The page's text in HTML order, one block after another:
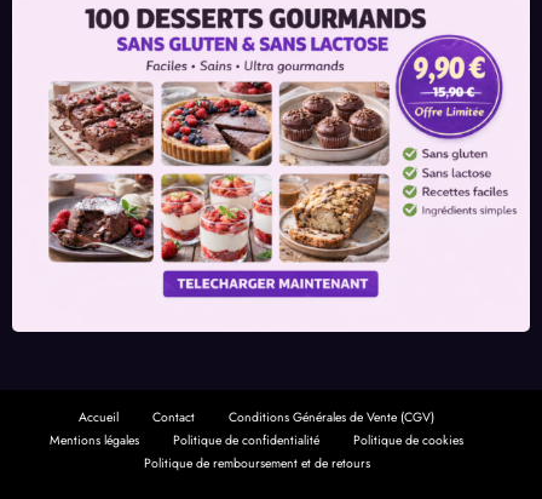
Accueil Contact
Conditions Générales de Vente (CGV)
Mentions légales
Politique de confidentialité
Politique de cookies
Politique de remboursement et de retours